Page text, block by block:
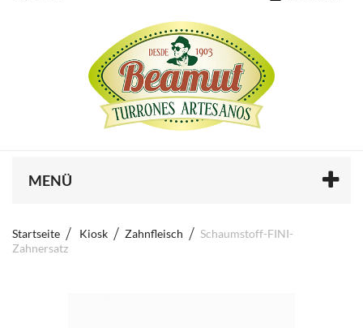
MENÜ
Startseite Kiosk Zahnfleisch
Schaumstoff-FINI-
Zahnersatz